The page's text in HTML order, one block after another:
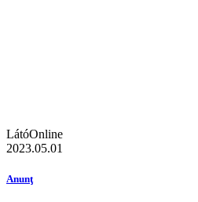
LátóOnline
2023.05.01
Anunţ